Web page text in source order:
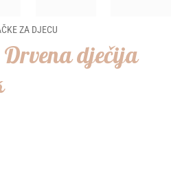
ZA DJECU
dječija